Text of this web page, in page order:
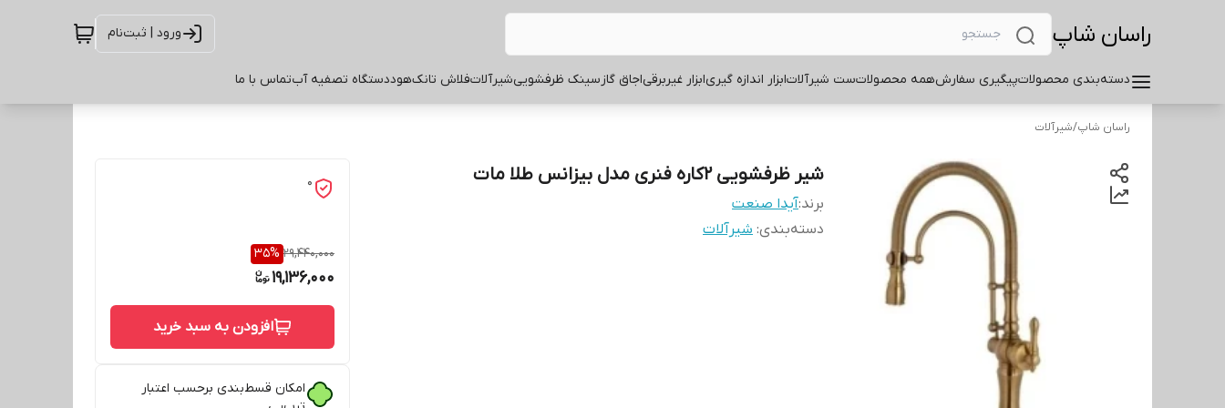
راسان شاپ ورود | ثبت‌نام
دسته‌بندی محصولاتپیگیری سفارشهمه محصولاتست شیرآلاتابزار اندازه گیریابزار غیربرقیاجاق گازسینک ظرفشوییشیرآلاتفلاش تانکهوددستگاه تصفیه آبتماس با ما
راسان شاپ/شیرآلات
شیر ظرفشویی 2کاره فنری مدل بیزانس طلا مات
برند:آیدا صنعت
دسته‌بندی: شیرآلات
0
29,440,000
35%
19,136,000
افزودن به سبد خرید
امکان قسط‌بندی برحسب اعتبار